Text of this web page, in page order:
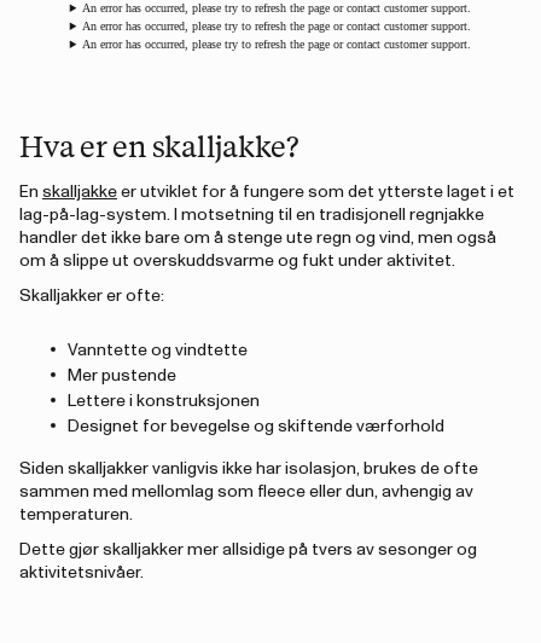
An error has occurred, please try to refresh the page or contact customer support.
An error has occurred, please try to refresh the page or contact customer support.
An error has occurred, please try to refresh the page or contact customer support.
Hva er en skalljakke?
En skalljakke er utviklet for å fungere som det ytterste laget i et
lag-på-lag-system. I motsetning til en tradisjonell regnjakke
handler det ikke bare om å stenge ute regn og vind, men også
om å slippe ut overskuddsvarme og fukt under aktivitet.
Skalljakker er ofte:
Vanntette og vindtette
Mer pustende
Lettere i konstruksjonen
Designet for bevegelse og skiftende værforhold
Siden skalljakker vanligvis ikke har isolasjon, brukes de ofte
sammen med mellomlag som fleece eller dun, avhengig av
temperaturen.
Dette gjør skalljakker mer allsidige på tvers av sesonger og
aktivitetsnivåer.